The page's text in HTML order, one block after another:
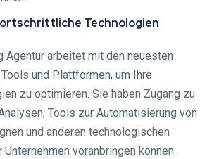
Technologien
Agentur arbeitet mit den neuesten
und Plattformen, um Ihre
zu optimieren. Sie haben Zugang zu
Tools zur Automatisierung von
und anderen technologischen
voranbringen können.